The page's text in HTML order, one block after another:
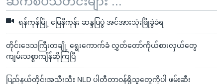
ရန်ကုန်မြို့ မြေနီကုန်း ဆန္ဒပြပွဲ အင်အားသုံးဖြိုခွဲခံရ
တိုင်းဒေသကြီးတချို့ ရွေးကောက်ခံ လွှတ်တော်ကိုယ်စားလှယ်တွေ
ကျမ်းသစ္စာကျိန်ဆိုကြပြီ
ပြည်နယ်တိုင်းအသီးသီး NLD ပါတီတာဝန်ရှိသူတွေကိုပါ ဖမ်းဆီး